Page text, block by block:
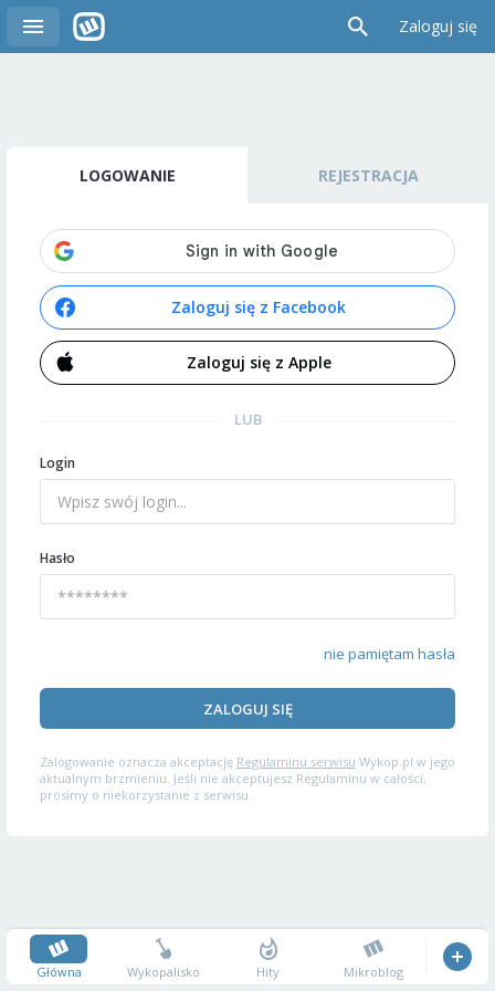
Zaloguj się
LOGOWANIE REJESTRACJA
Zaloguj się z Facebook
Zaloguj się z Apple
LUB
Login
Hasło
nie pamiętam hasła
ZALOGUJ SIĘ
Zalogowanie oznacza akceptację Regulaminu serwisu Wykop.pl w jego
aktualnym brzmieniu. Jeśli nie akceptujesz Regulaminu w całości,
prosimy o niekorzystanie z serwisu.
Główna Wykopalisko Hity Mikroblog